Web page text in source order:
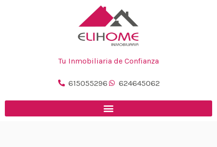
Tu Inmobiliaria de Confianza
615055296 624645062